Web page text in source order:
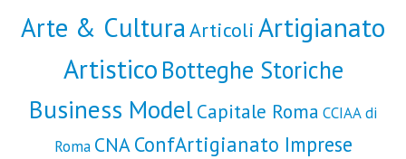
Arte & CulturaArticoli Artigianato
Artistico Botteghe Storiche
Business ModelCapitale Roma CCIAA di
Roma CNAConfArtigianato Imprese